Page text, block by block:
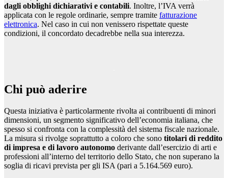
dagli obblighi dichiarativi e contabili. Inoltre, l’IVA verrà
applicata con le regole ordinarie, sempre tramite fatturazione
elettronica. Nel caso in cui non venissero rispettate queste
condizioni, il concordato decadrebbe nella sua interezza.
Chi può aderire
Questa iniziativa è particolarmente rivolta ai contribuenti di minori
dimensioni, un segmento significativo dell’economia italiana, che
spesso si confronta con la complessità del sistema fiscale nazionale.
La misura si rivolge soprattutto a coloro che sono titolari di reddito
di impresa e di lavoro autonomo derivante dall’esercizio di arti e
professioni all’interno del territorio dello Stato, che non superano la
soglia di ricavi prevista per gli ISA (pari a 5.164.569 euro).